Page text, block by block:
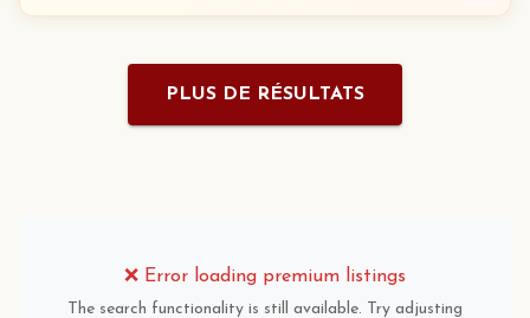
PLUS DE RÉSULTATS
❌ Error loading premium listings
The search functionality is still available. Try adjusting